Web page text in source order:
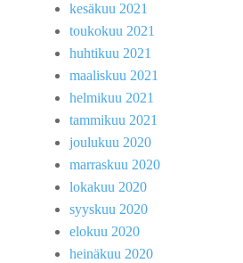
kesäkuu 2021
toukokuu 2021
huhtikuu 2021
maaliskuu 2021
helmikuu 2021
tammikuu 2021
joulukuu 2020
marraskuu 2020
lokakuu 2020
syyskuu 2020
elokuu 2020
heinäkuu 2020